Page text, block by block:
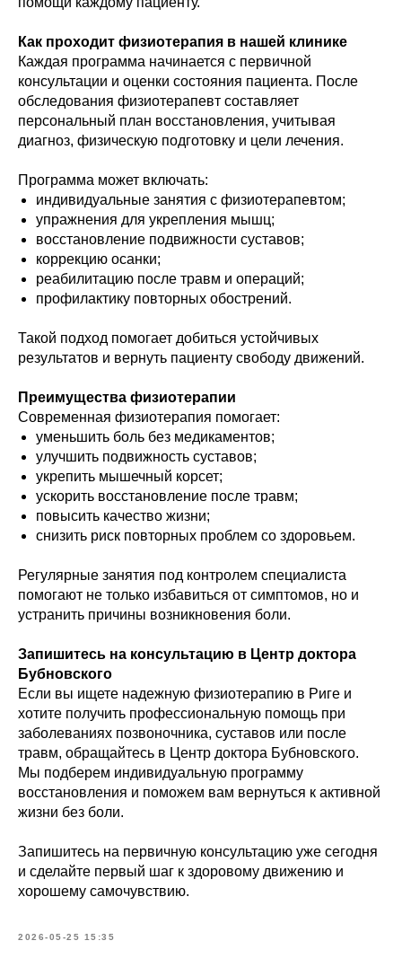
Как проходит физиотерапия в нашей клинике
Каждая программа начинается с первичной
консультации и оценки состояния пациента. После
обследования физиотерапевт составляет
персональный план восстановления, учитывая
диагноз, физическую подготовку и цели лечения.
Программа может включать:
индивидуальные занятия с физиотерапевтом;
упражнения для укрепления мышц;
восстановление подвижности суставов;
коррекцию осанки;
реабилитацию после травм и операций;
профилактику повторных обострений.
Такой подход помогает добиться устойчивых
результатов и вернуть пациенту свободу движений.
Преимущества физиотерапии
Современная физиотерапия помогает:
уменьшить боль без медикаментов;
улучшить подвижность суставов;
укрепить мышечный корсет;
ускорить восстановление после травм;
повысить качество жизни;
снизить риск повторных проблем со здоровьем.
Регулярные занятия под контролем специалиста
помогают не только избавиться от симптомов, но и
устранить причины возникновения боли.
Запишитесь на консультацию в Центр доктора
Бубновского
Если вы ищете надежную физиотерапию в Риге и
хотите получить профессиональную помощь при
заболеваниях позвоночника, суставов или после
травм, обращайтесь в Центр доктора Бубновского.
Мы подберем индивидуальную программу
восстановления и поможем вам вернуться к активной
жизни без боли.
Запишитесь на первичную консультацию уже сегодня
и сделайте первый шаг к здоровому движению и
хорошему самочувствию.
2026-05-25 15:35